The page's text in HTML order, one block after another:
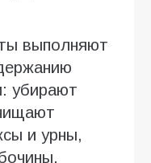
выполняют
убирают
и урны,